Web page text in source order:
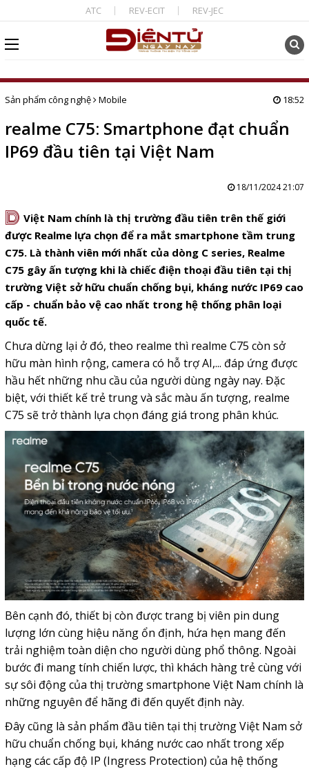
ATC REV-ECIT REV-JEC
Sản phẩm công nghệ Mobile 18:52
realme C75: Smartphone đạt chuẩn
IP69 đầu tiên tại Việt Nam
18/11/2024 21:07
D Việt Nam chính là thị trường đầu tiên trên thế giới
được Realme lựa chọn để ra mắt smartphone tầm trung
C75. Là thành viên mới nhất của dòng C series, Realme
C75 gây ấn tượng khi là chiếc điện thoại đầu tiên tại thị
trường Việt sở hữu chuẩn chống bụi, kháng nước IP69 cao
cấp - chuẩn bảo vệ cao nhất trong hệ thống phân loại
quốc tế.
Chưa dừng lại ở đó, theo realme thì realme C75 còn sở
hữu màn hình rộng, camera có hỗ trợ AI,... đáp ứng được
hầu hết những nhu cầu của người dùng ngày nay. Đặc
biệt, với thiết kế trẻ trung và sắc màu ấn tượng, realme
C75 sẽ trở thành lựa chọn đáng giá trong phân khúc.
Bên cạnh đó, thiết bị còn được trang bị viên pin dung
lượng lớn cùng hiệu năng ổn định, hứa hẹn mang đến
trải nghiệm toàn diện cho người dùng phổ thông. Ngoài
bước đi mang tính chiến lược, thì khách hàng trẻ cùng với
sự sôi động của thị trường smartphone Việt Nam chính là
những nguyên để hãng đi đến quyết định này.
Đây cũng là sản phẩm đầu tiên tại thị trường Việt Nam sở
hữu chuẩn chống bụi, kháng nước cao nhất trong xếp
hạng các cấp độ IP (Ingress Protection) của hệ thống